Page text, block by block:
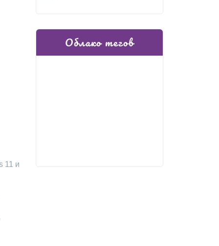
11 и
Облако тегов